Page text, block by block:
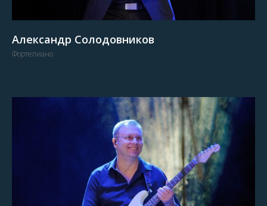
Александр Солодовников
Фортепиано